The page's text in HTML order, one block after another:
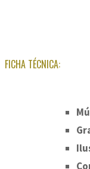
FICHA TÉCNICA: